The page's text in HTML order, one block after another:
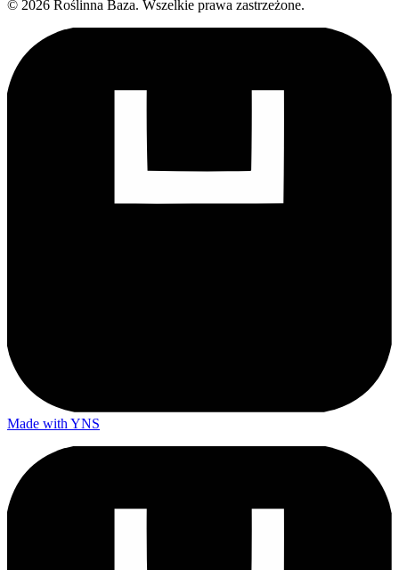
© 2026 Roślinna Baza. Wszelkie prawa zastrzeżone.
Made with YNS